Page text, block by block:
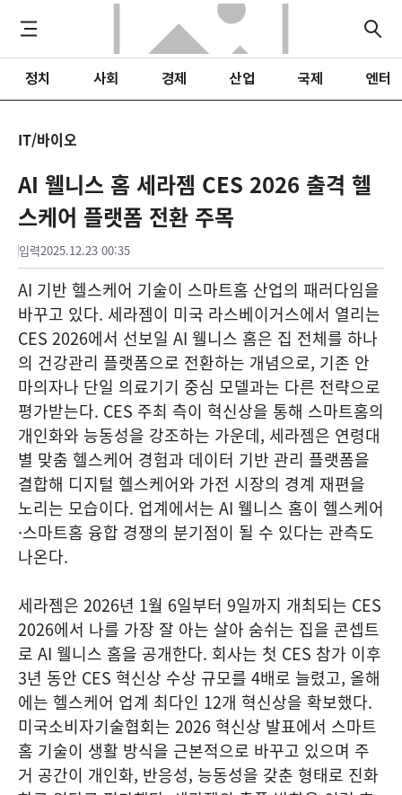
정치 사회 경제 산업 국제 엔터
IT/바이오
AI 웰니스 홈 세라젬 CES 2026 출격 헬
스케어 플랫폼 전환 주목
입력2025.12.23 00:35
AI 기반 헬스케어 기술이 스마트홈 산업의 패러다임을
바꾸고 있다. 세라젬이 미국 라스베이거스에서 열리는
CES 2026에서 선보일 AI 웰니스 홈은 집 전체를 하나
의 건강관리 플랫폼으로 전환하는 개념으로, 기존 안
마의자나 단일 의료기기 중심 모델과는 다른 전략으로
평가받는다. CES 주최 측이 혁신상을 통해 스마트홈의
개인화와 능동성을 강조하는 가운데, 세라젬은 연령대
별 맞춤 헬스케어 경험과 데이터 기반 관리 플랫폼을
결합해 디지털 헬스케어와 가전 시장의 경계 재편을
노리는 모습이다. 업계에서는 AI 웰니스 홈이 헬스케어
·스마트홈 융합 경쟁의 분기점이 될 수 있다는 관측도
나온다.
세라젬은 2026년 1월 6일부터 9일까지 개최되는 CES
2026에서 나를 가장 잘 아는 살아 숨쉬는 집을 콘셉트
로 AI 웰니스 홈을 공개한다. 회사는 첫 CES 참가 이후
3년 동안 CES 혁신상 수상 규모를 4배로 늘렸고, 올해
에는 헬스케어 업계 최다인 12개 혁신상을 확보했다.
미국소비자기술협회는 2026 혁신상 발표에서 스마트
홈 기술이 생활 방식을 근본적으로 바꾸고 있으며 주
거 공간이 개인화, 반응성, 능동성을 갖춘 형태로 진화